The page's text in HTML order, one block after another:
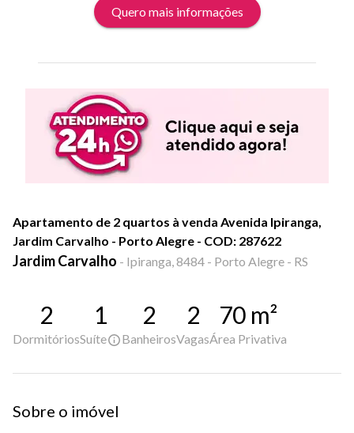
Quero mais informações
Apartamento de 2 quartos à venda Avenida Ipiranga,
Jardim Carvalho - Porto Alegre - COD: 287622
Jardim Carvalho - Ipiranga, 8484 - Porto Alegre - RS
2
Dormitórios
1
Suíte
2
Banheiros
2
Vagas
70 m²
Área Privativa
Sobre o imóvel